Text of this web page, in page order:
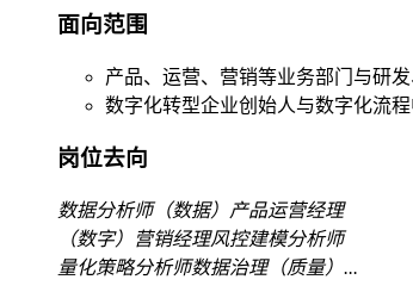
面向范围
产品、运营、营销等业务部门与研
数字化转型企业创始人与数字化流
岗位去向
数据分析师（数据）产品运营经理
（数字）营销经理风控建模分析师
量化策略分析师数据治理（质量） ...